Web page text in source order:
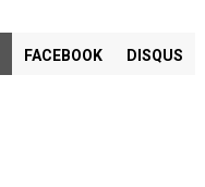
FACEBOOK DISQUS